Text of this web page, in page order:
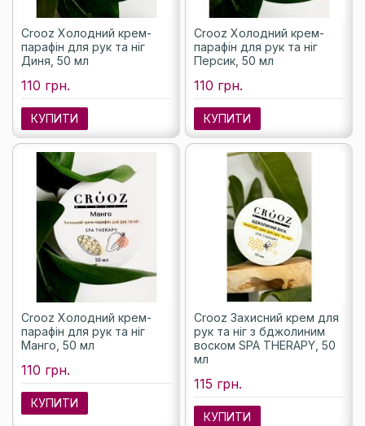
Crooz Холодний крем-
парафін для рук та ніг
Диня, 50 мл
110 грн.
КУПИТИ
Crooz Холодний крем-
парафін для рук та ніг
Персик, 50 мл
110 грн.
КУПИТИ
Crooz Холодний крем-
парафін для рук та ніг
Манго, 50 мл
110 грн.
КУПИТИ
Crooz Захисний крем для
рук та ніг з бджолиним
воском SPA THERAPY, 50
мл
115 грн.
КУПИТИ